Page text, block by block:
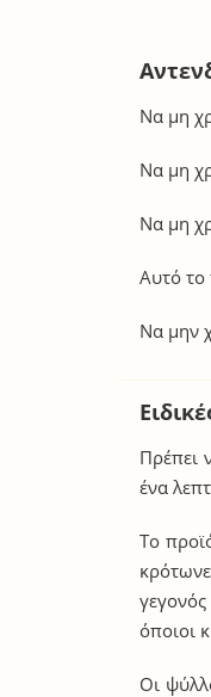
Να μη
Να μη
Να μη
Αυτό το
Να μην
Πρέπει
ένα
Το
όποιοι
Οι